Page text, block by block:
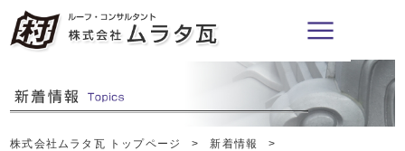
株式会社ムラタ瓦 トップページ
新着情報